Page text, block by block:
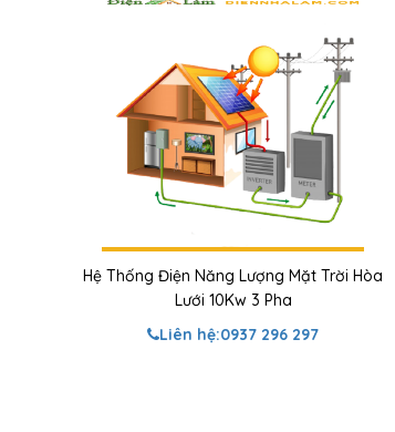
Hệ Thống Điện Năng Lượng Mặt Trời Hòa
Lưới 10Kw 3 Pha
Liên hệ:0937 296 297